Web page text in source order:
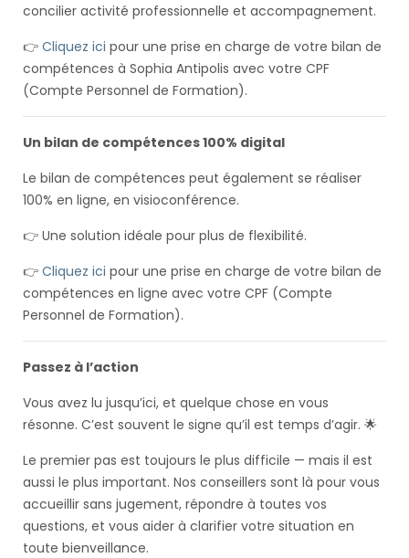
concilier activité professionnelle et accompagnement.
👉 Cliquez ici pour une prise en charge de votre bilan de
compétences à Sophia Antipolis avec votre CPF
(Compte Personnel de Formation).
Un bilan de compétences 100% digital
Le bilan de compétences peut également se réaliser
100% en ligne, en visioconférence.
👉 Une solution idéale pour plus de flexibilité.
👉 Cliquez ici pour une prise en charge de votre bilan de
compétences en ligne avec votre CPF (Compte
Personnel de Formation).
Passez à l’action
Vous avez lu jusqu’ici, et quelque chose en vous
résonne. C’est souvent le signe qu’il est temps d’agir. 🌟
Le premier pas est toujours le plus difficile — mais il est
aussi le plus important. Nos conseillers sont là pour vous
accueillir sans jugement, répondre à toutes vos
questions, et vous aider à clarifier votre situation en
toute bienveillance.